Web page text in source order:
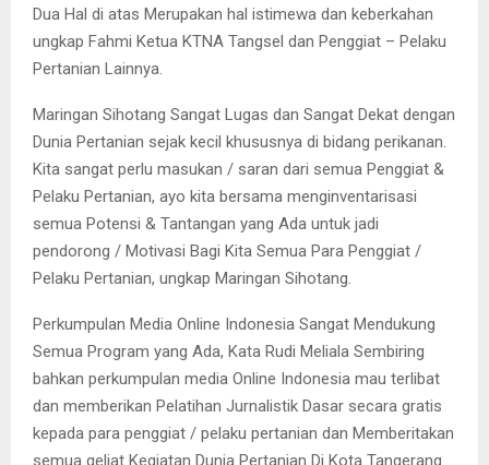
Dua Hal di atas Merupakan hal istimewa dan keberkahan
ungkap Fahmi Ketua KTNA Tangsel dan Penggiat – Pelaku
Pertanian Lainnya.
Maringan Sihotang Sangat Lugas dan Sangat Dekat dengan
Dunia Pertanian sejak kecil khususnya di bidang perikanan.
Kita sangat perlu masukan / saran dari semua Penggiat &
Pelaku Pertanian, ayo kita bersama menginventarisasi
semua Potensi & Tantangan yang Ada untuk jadi
pendorong / Motivasi Bagi Kita Semua Para Penggiat /
Pelaku Pertanian, ungkap Maringan Sihotang.
Perkumpulan Media Online Indonesia Sangat Mendukung
Semua Program yang Ada, Kata Rudi Meliala Sembiring
bahkan perkumpulan media Online Indonesia mau terlibat
dan memberikan Pelatihan Jurnalistik Dasar secara gratis
kepada para penggiat / pelaku pertanian dan Memberitakan
semua geliat Kegiatan Dunia Pertanian Di Kota Tangerang